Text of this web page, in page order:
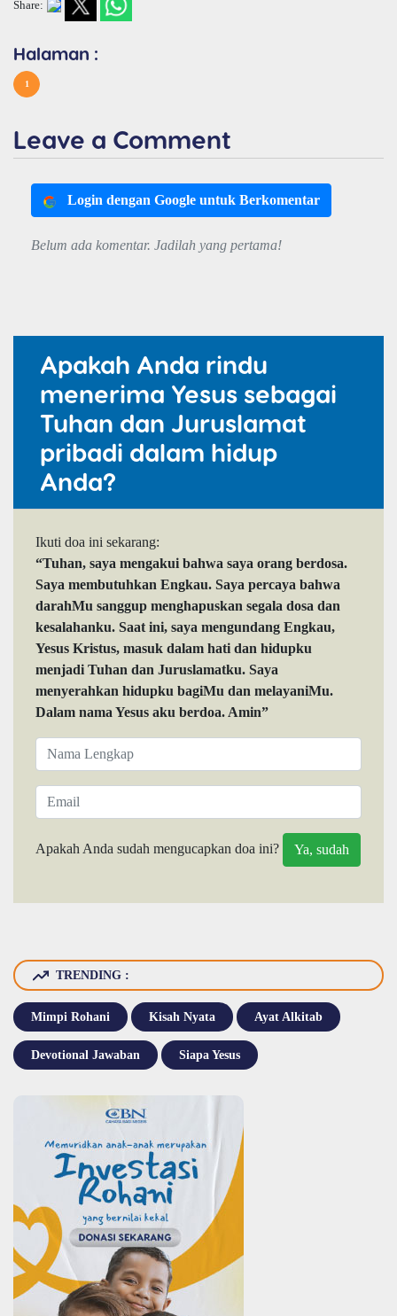
Share:
Halaman :
1
Leave a Comment
Login dengan Google untuk Berkomentar
Belum ada komentar. Jadilah yang pertama!
Apakah Anda rindu
menerima Yesus sebagai
Tuhan dan Juruslamat
pribadi dalam hidup
Anda?
Ikuti doa ini sekarang:
“Tuhan, saya mengakui bahwa saya orang berdosa.
Saya membutuhkan Engkau. Saya percaya bahwa
darahMu sanggup menghapuskan segala dosa dan
kesalahanku. Saat ini, saya mengundang Engkau,
Yesus Kristus, masuk dalam hati dan hidupku
menjadi Tuhan dan Juruslamatku. Saya
menyerahkan hidupku bagiMu dan melayaniMu.
Dalam nama Yesus aku berdoa. Amin”
Apakah Anda sudah mengucapkan doa ini?
TRENDING :
Mimpi Rohani Kisah Nyata Ayat Alkitab
Devotional Jawaban Siapa Yesus